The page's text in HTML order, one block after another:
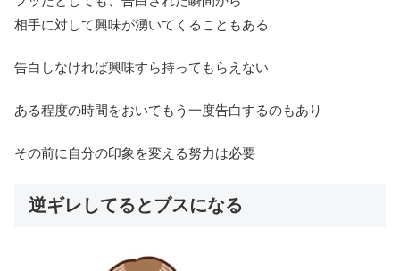
相手に対して興味が湧いてくることもある
告白しなければ興味すら持ってもらえない
ある程度の時間をおいてもう一度告白するのもあり
その前に自分の印象を変える努力は必要
逆ギレしてるとブスになる